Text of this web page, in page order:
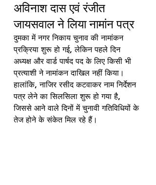
अविनाश दास एवं रंजीत
जायसवाल ने लिया नामांन पत्र
दुमका में नगर निकाय चुनाव की नामांकन
प्रक्रिया शुरू हो गई, लेकिन पहले दिन
अध्यक्ष और वार्ड पार्षद पद के लिए किसी भी
प्रत्याशी ने नामांकन दाखिल नहीं किया।
हालांकि, नाजिर रसीद कटवाकर नाम निर्देशन
पत्र लेने का सिलसिला शुरू हो गया है,
जिससे आने वाले दिनों में चुनावी गतिविधियों के
तेज होने के संकेत मिल रहे हैं।